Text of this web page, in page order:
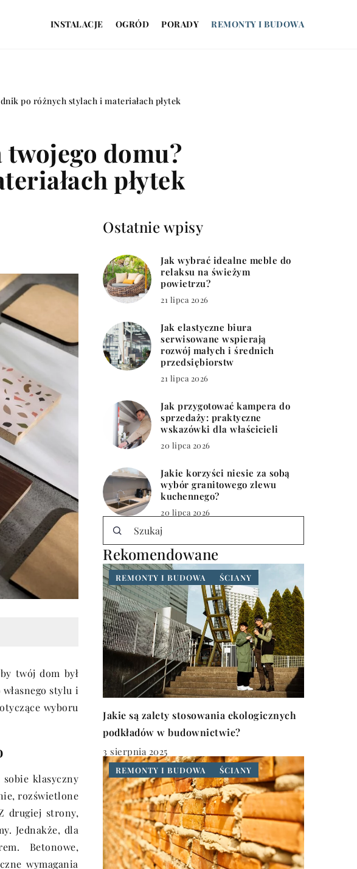
INSTALACJE OGRÓD PORADY REMONTY I BUDOWA
po różnych stylach i materiałach płytek
domu?
płytek
twój dom był
stylu i
wyboru
klasyczny
rozświetlone
drugiej strony,
Jednakże, dla
Betonowe,
wymagania
Ostatnie wpisy
Jak wybrać idealne meble do
relaksu na świeżym
powietrzu?
21 lipca 2026
Jak elastyczne biura
serwisowane wspierają
rozwój małych i średnich
przedsiębiorstw
21 lipca 2026
Jak przygotować kampera do
sprzedaży: praktyczne
wskazówki dla właścicieli
20 lipca 2026
Jakie korzyści niesie za sobą
wybór granitowego zlewu
kuchennego?
20 lipca 2026
Rekomendowane
REMONTY I BUDOWA ŚCIANY
Jakie są zalety stosowania ekologicznych
podkładów w budownictwie?
3 sierpnia 2025
REMONTY I BUDOWA ŚCIANY